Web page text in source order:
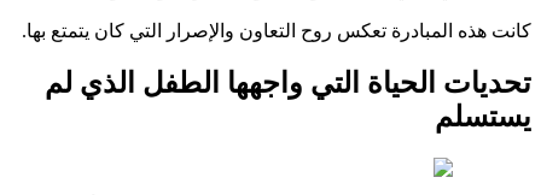
كانت هذه المبادرة تعكس روح التعاون والإصرار التي كان يتمتع بها.
تحديات الحياة التي واجهها الطفل الذي لم
يستسلم